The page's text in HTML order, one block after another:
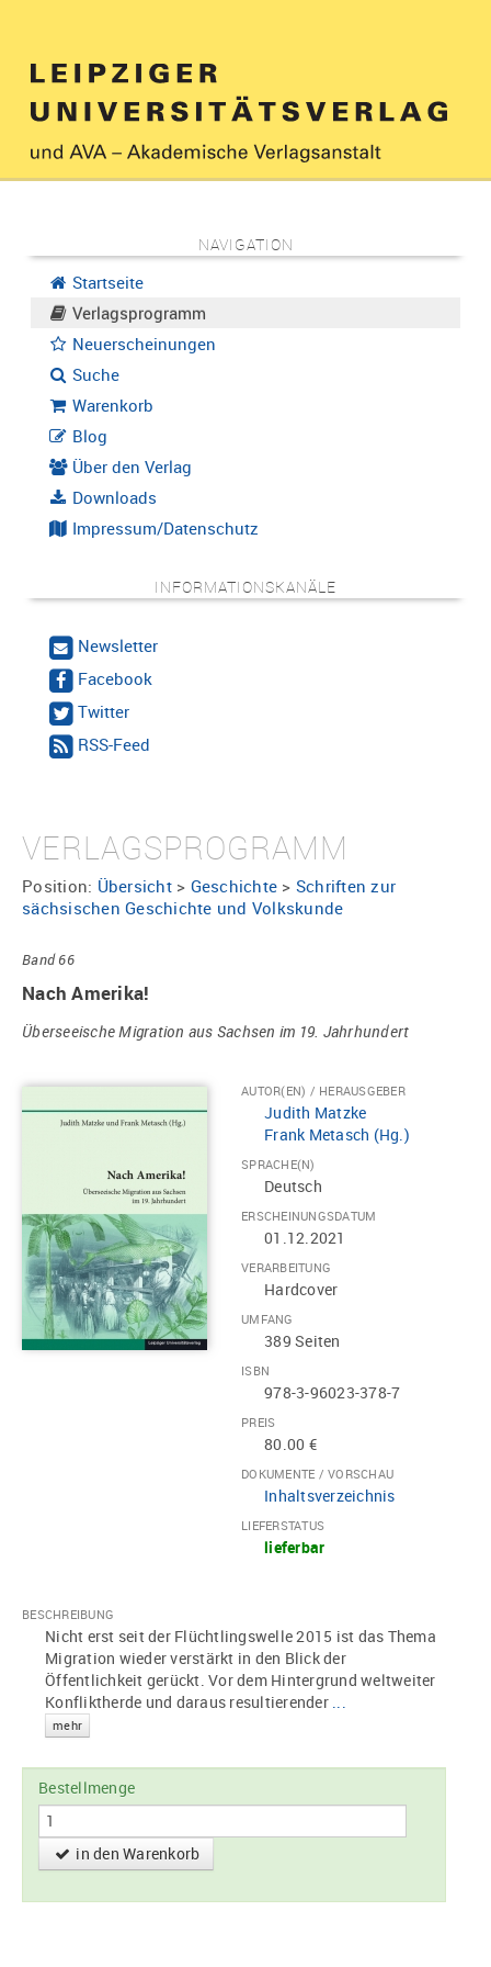
NAVIGATION
Startseite
Verlagsprogramm
Neuerscheinungen
Suche
Warenkorb
Blog
Über den Verlag
Downloads
Impressum/Datenschutz
INFORMATIONSKANÄLE
Newsletter
Facebook
Twitter
RSS-Feed
VERLAGSPROGRAMM
Position: Übersicht> Geschichte > Schriften zur
sächsischen Geschichte und Volkskunde
Band 66
Nach Amerika!
Überseeische Migration aus Sachsen im 19. Jahrhundert
AUTOR(EN) / HERAUSGEBER
Judith Matzke
Frank Metasch (Hg.)
SPRACHE(N)
Deutsch
ERSCHEINUNGSDATUM
01.12.2021
VERARBEITUNG
Hardcover
UMFANG
389 Seiten
ISBN
978-3-96023-378-7
PREIS
80.00 €
DOKUMENTE / VORSCHAU
Inhaltsverzeichnis
LIEFERSTATUS
lieferbar
BESCHREIBUNG
Nicht erst seit der Flüchtlingswelle 2015 ist das Thema
Migration wieder verstärkt in den Blick der
Öffentlichkeit gerückt. Vor dem Hintergrund weltweiter
Konfliktherde und daraus resultierender ...
mehr
Bestellmenge
in den Warenkorb